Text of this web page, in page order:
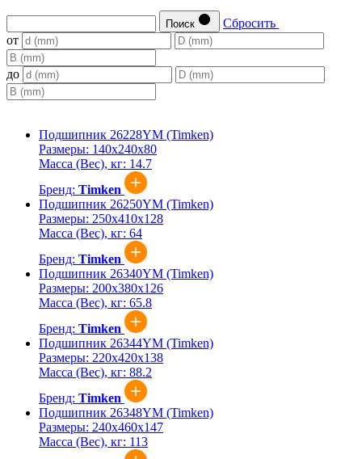
Поиск
Сбросить
от
до
Подшипник 26228YM (Timken)
Размеры: 140x240x80
Масса (Вес), кг: 14.7
Бренд: Timken
Подшипник 26250YM (Timken)
Размеры: 250x410x128
Масса (Вес), кг: 64
Бренд: Timken
Подшипник 26340YM (Timken)
Размеры: 200x380x126
Масса (Вес), кг: 65.8
Бренд: Timken
Подшипник 26344YM (Timken)
Размеры: 220x420x138
Масса (Вес), кг: 88.2
Бренд: Timken
Подшипник 26348YM (Timken)
Размеры: 240x460x147
Масса (Вес), кг: 113